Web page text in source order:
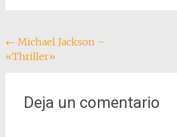
Navegación
de
← Michael Jackson –
«Thriller»
Deja un comentario